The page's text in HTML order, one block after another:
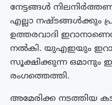
നേട്ടങ്ങൾ
എല്ലാ നഷ്ടങ്ങൾക്കും
ഉത്തരവാദി
നൽകി. യുഎഇയും
സൂക്ഷിക്കുന്ന ഒമാനും
രംഗത്തെത്തി.
അമേരിക്ക നടത്തിയ